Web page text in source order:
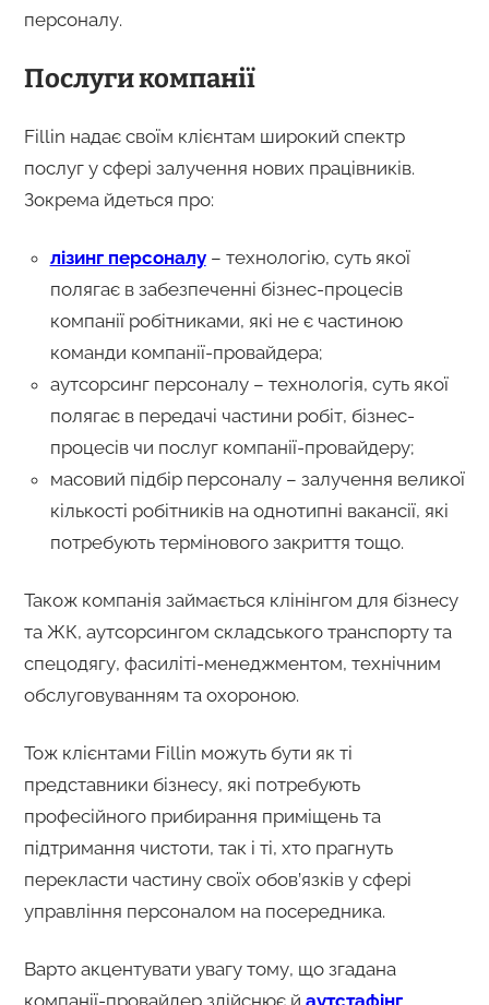
персоналу.
Послуги компанії
Fillin надає своїм клієнтам широкий спектр
послуг у сфері залучення нових працівників.
Зокрема йдеться про:
лізинг персоналу– технологію, суть якої
полягає в забезпеченні бізнес-процесів
компанії робітниками, які не є частиною
команди компанії-провайдера;
аутсорсинг персоналу – технологія, суть якої
полягає в передачі частини робіт, бізнес-
процесів чи послуг компанії-провайдеру;
масовий підбір персоналу – залучення великої
кількості робітників на однотипні вакансії, які
потребують термінового закриття тощо.
Також компанія займається клінінгом для бізнесу
та ЖК, аутсорсингом складського транспорту та
спецодягу, фасиліті-менеджментом, технічним
обслуговуванням та охороною.
Тож клієнтами Fillin можуть бути як ті
представники бізнесу, які потребують
професійного прибирання приміщень та
підтримання чистоти, так і ті, хто прагнуть
перекласти частину своїх обов’язків у сфері
управління персоналом на посередника.
Варто акцентувати увагу тому, що згадана
компанії-провайдер здійснює й аутстафінг